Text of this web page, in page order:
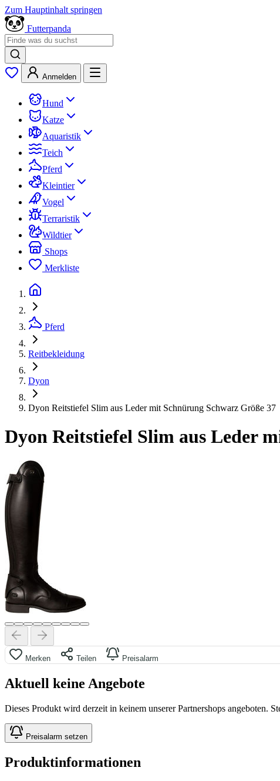
Zum Hauptinhalt springen
Futterpanda
Anmelden
Hund
Katze
Aquaristik
Teich
Pferd
Kleintier
Vogel
Terraristik
Wildtier
Shops
Merkliste
Pferd
Reitbekleidung
Dyon
Dyon Reitstiefel Slim aus Leder mit Schnürung Schwarz Größe 37
Dyon Reitstiefel Slim aus Leder
Merken Teilen Preisalarm
Aktuell keine Angebote
Dieses Produkt wird derzeit in keinem unserer Partnershops angeboten.
Preisalarm setzen
Produktinformationen